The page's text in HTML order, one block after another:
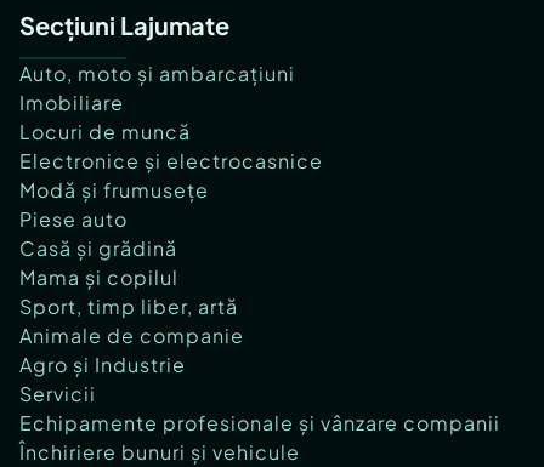
Secțiuni Lajumate
Auto, moto și ambarcațiuni
Imobiliare
Locuri de muncă
Electronice și electrocasnice
Modă și frumusețe
Piese auto
Casă și grădină
Mama și copilul
Sport, timp liber, artă
Animale de companie
Agro și Industrie
Servicii
Echipamente profesionale și vânzare companii
Închiriere bunuri și vehicule